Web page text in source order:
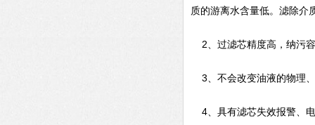
质的游离水含量低。滤除介
2、过滤芯精度高，纳污
3、不会改变油液的物理
4、具有滤芯失效报警、